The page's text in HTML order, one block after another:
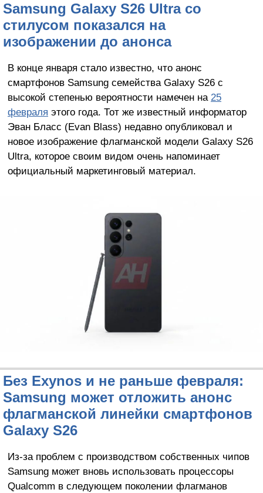
Samsung Galaxy S26 Ultra со
стилусом показался на
изображении до анонса
В конце января стало известно, что анонс
смартфонов Samsung семейства Galaxy S26 с
высокой степенью вероятности намечен на 25
февраля этого года. Тот же известный информатор
Эван Бласс (Evan Blass) недавно опубликовал и
новое изображение флагманской модели Galaxy S26
Ultra, которое своим видом очень напоминает
официальный маркетинговый материал.
Без Exynos и не раньше февраля:
Samsung может отложить анонс
флагманской линейки смартфонов
Galaxy S26
Из-за проблем с производством собственных чипов
Samsung может вновь использовать процессоры
Qualcomm в следующем поколении флагманов